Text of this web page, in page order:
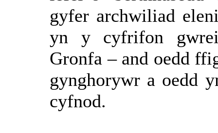
gyfer archwiliad
yn y cyfrifon
Gronfa – and oedd
gynghorywr a oedd
cyfnod.